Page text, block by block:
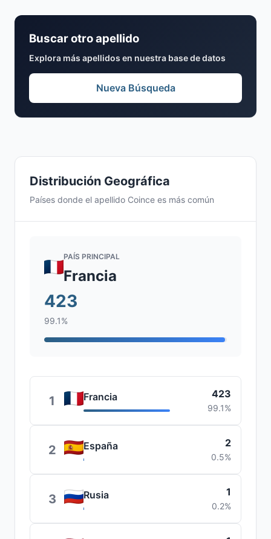
Distribución Geográfica
Países donde el apellido Coince es más común
PAÍS PRINCIPAL
Francia
423
99.1%
1 Francia 423
99.1%
2 España 2
0.5%
3 Rusia 1
0.2%
Buscar otro apellido
Explora más apellidos en nuestra base de datos
Nueva Búsqueda